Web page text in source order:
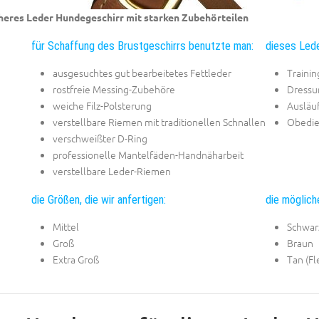
Leder Hundegeschirr mit starken Zubehörteilen
für Schaffung des Brustgeschirrs benutzte man:
ausgesuchtes gut bearbeitetes Fettleder
rostfreie Messing-Zubehöre
weiche Filz-Polsterung
verstellbare Riemen mit traditionellen Schnallen
verschweißter D-Ring
professionelle Mantelfäden-Handnäharbeit
verstellbare Leder-Riemen
dieses
die Größen, die wir anfertigen:
Mittel
Groß
Extra Groß
die
Braun
Tan